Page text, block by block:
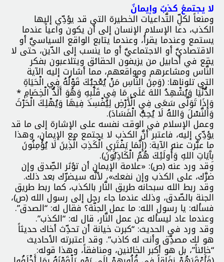
لا يجتمعُ كذبٌ وإيمانٌ
ومنعاً لكلِّ التَّداعيات الخطيرة التي قد يؤدِّي إليها
الكذب، دعا الإسلام الإنسان إلى أن يكون واعياً عندما
يستمع وعندما يقرأ، وعندما يتابع الواقع السياسيَّ أو
الاقتصاديَّ أو الاجتماعيَّ أو ما ينسب إلى الدّين، حتى لا
يقع في أحابيل من يزيفون الحقائق ويتلاعبون بفكر
النَّاس ومشاعرهم ومواقعهم، مما أشارت إليه الآية
التي تلوناها: (وَمِنَ النَّاسِ مَنْ يُعْجِبُكَ قَوْلُهُ فِي الْحَيَاةِ
الدُّنْيَا وَيُشْهِدُ اللهَ عَلَى مَا فِي قَلْبِهِ وَهُوَ أَلَدُّ الْخِصَامِ *
وَإِذَا تَوَلَّى سَعَى فِي الْأَرْضِ لِيُفْسِدَ فِيهَا وَيُهْلِكَ الْحَرْثَ
وَالنَّسْلَ وَاللهُ لَا يُحِبُّ الْفَسَادَ).
وعمل الإسلام في الوقت نفسه على الإشارة إلى ما قد
يؤدِّي إليه، فاعتبر أنَّ الكذب لا يجتمع مع الإيمان، وهذا
ما عبَّرت عنه الآية: (إِنَّمَا يَفْتَرِي الْكَذِبَ الَّذِينَ لَا يُؤْمِنُونَ
بِآَيَاتِ اللهِ وَأُولَئِكَ هُمُ الْكَاذِبُونَ).
وقد ورد عنه (ص): «علامة الإيمان أن تؤثر الصِّدق وإن
ضرَّك، على الكذب وإن نفعك»، لأنَّه سيضرّك بعد ذلك.
وقد ربط الله سبحانه طريق النَّار بالكذب، كما ربط طريق
الجنة بالصّدق، وذلك عندما جاء رجل إلى رسول الله (ص)،
فسأله: يا رسول الله: ما عمل الجنّة؟ فقال له: “الصدق”.
وعندما عاد ليسأله عن عمل النَّار، قال له: “الكذب”.
وقد ورد في الحديث: “كبرت خيانة أن تحدِّث أخاك حديثاً
هو لك مصدِّق وأنت له كاذب”. وقد اعتبرته الأحاديث
“خائناً”، بل هو أكبر الخائنين، ومنافقاً، وهذا قوله: